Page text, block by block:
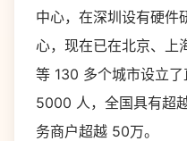
中心，在深圳设有硬件
心，现在已在北京、上
等 130 多个城市设立
5000 人，全国具有超
务商户超越 50万。